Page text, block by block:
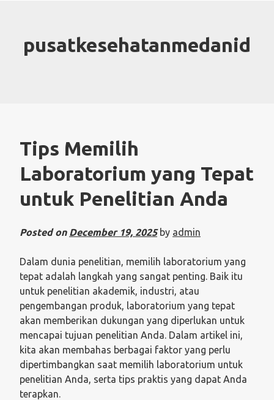
pusatkesehatanmedanid
Tips Memilih
Laboratorium yang Tepat
untuk Penelitian Anda
Posted on December 19, 2025by admin
Dalam dunia penelitian, memilih laboratorium yang
tepat adalah langkah yang sangat penting. Baik itu
untuk penelitian akademik, industri, atau
pengembangan produk, laboratorium yang tepat
akan memberikan dukungan yang diperlukan untuk
mencapai tujuan penelitian Anda. Dalam artikel ini,
kita akan membahas berbagai faktor yang perlu
dipertimbangkan saat memilih laboratorium untuk
penelitian Anda, serta tips praktis yang dapat Anda
terapkan.